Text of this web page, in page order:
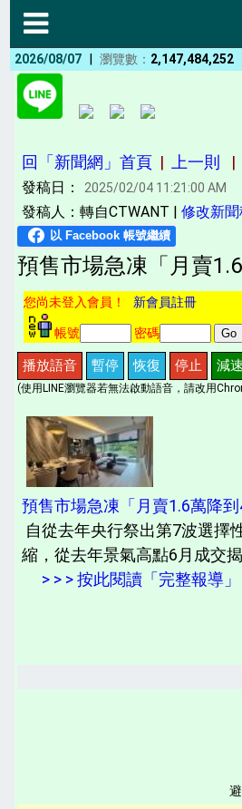
2026/08/07 | 瀏覽數： 2,147,484,252
回「新聞網」首頁 | 上一則 |
發稿日： 2025/02/04 11:21:00 AM
發稿人：轉自CTWANT | 修改新
預售市場急凍「月賣
您尚未登入會員！ 新會員註冊
帳號 密碼
播放語音 暫停 恢復 停止 減速
(使用LINE瀏覽器若無法啟動語音，請改用
預售市場急凍「月賣1.6萬降
自從去年央行祭出第7波選擇
縮，從去年景氣高點6月成交
> > > 按此閱讀「完整報導」